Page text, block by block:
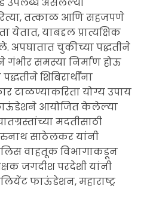
तत्काळ आणि सहजपणे
याबद्दल प्रात्यक्षिक
अपघातात चुकीच्या पद्धतीने
समस्या निर्माण होऊ
शिबिरार्थींना
टाळण्याकरिता योग्य उपाय
आयोजित केलेल्या
मदतीसाठी
साठेलकर यांनी
वाहतूक विभागाकडून
जगदीश परदेशी यांनी
फाऊंडेशन, महाराष्ट्र